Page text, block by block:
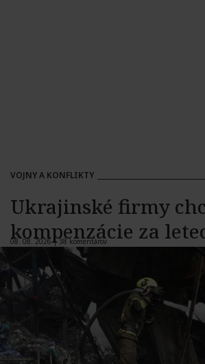
VOJNY A KONFLIKTY
Ukrajinské firmy
kompenzácie za
08. 08. 2026 |38 komentárov